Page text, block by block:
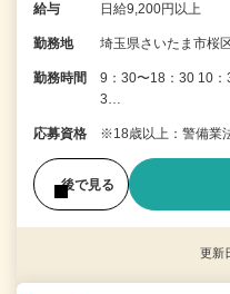
給与 日給9,200円以上
勤務地 埼玉県さいたま市桜
勤務時間
9：30〜18：30 10
3…
応募資格 ※18歳以上：警備業
後で見る
更新